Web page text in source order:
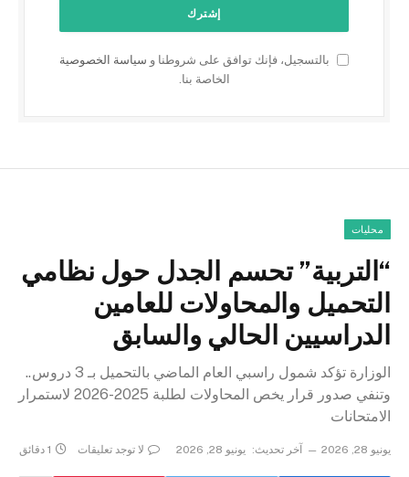
بالتسجيل، فإنك توافق على شروطنا و سياسة الخصوصية
الخاصة بنا.
محليات
“التربية” تحسم الجدل حول نظامي
التحميل والمحاولات للعامين
الدراسيين الحالي والسابق
الوزارة تؤكد شمول راسبي العام الماضي بالتحميل بـ 3 دروس..
وتنفي صدور قرار يخص المحاولات لطلبة 2025-2026 لاستمرار
الامتحانات
يونيو 28, 2026 آخر تحديث: يونيو 28, 2026 لا توجد تعليقات 1 دقائق